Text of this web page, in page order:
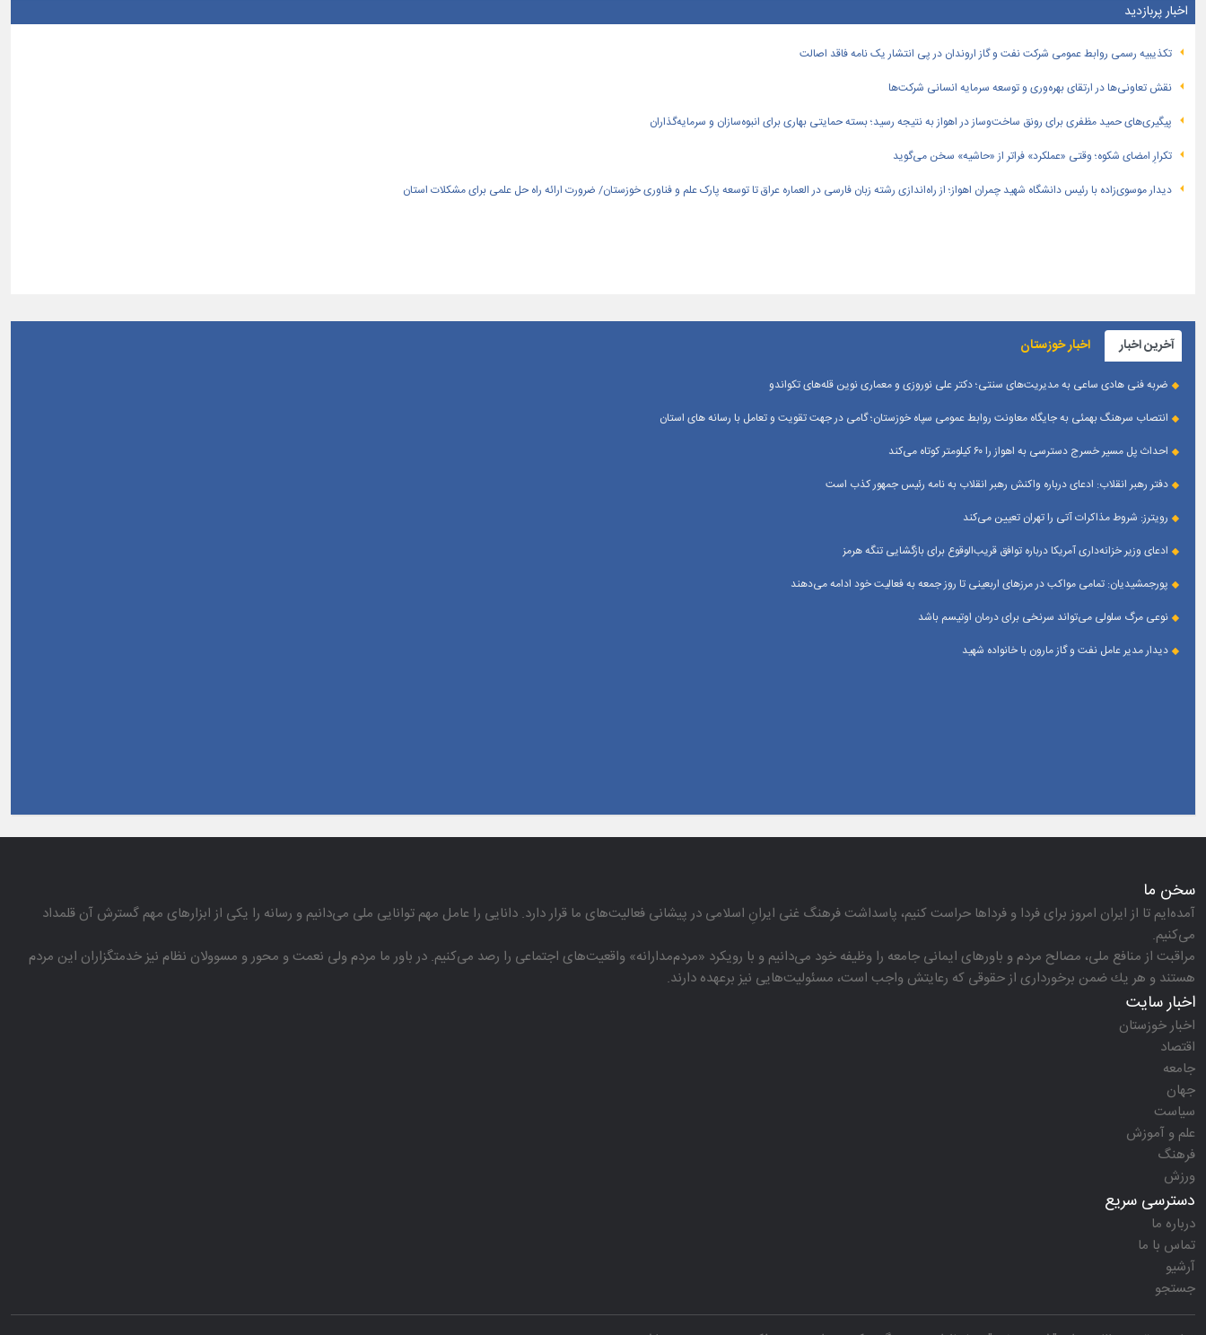
اخبار پربازدید
تكذیبیه رسمی روابط عمومی شركت نفت و گاز اروندان در پی انتشار یک نامه فاقد اصالت
نقش تعاونی‌ها در ارتقای بهره‌وری و توسعه سرمایه انسانی شرکت‌ها
پیگیری‌های حمید مظفری برای رونق ساخت‌وساز در اهواز به نتیجه رسید؛ بسته حمایتی بهاری برای انبوه‌سازان و سرمایه‌گذاران
تکرارِ امضای شکوه؛ وقتی «عملکرد» فراتر از «حاشیه» سخن می‌گوید
دیدار موسوی‌زاده با رئیس دانشگاه شهید چمران اهواز؛ از راه‌اندازی رشته زبان فارسی در العماره عراق تا توسعه پارک علم و فناوری خوزستان/ ضرورت ارائه راه حل علمی برای مشکلات استان
آخرین اخبار اخبار خوزستان
ضربه فنی هادی ساعی به مدیریت‌های سنتی؛ دکتر علی نوروزی و معماری نوین قله‌های تکواندو
انتصاب سرهنگ بهمئی به جایگاه معاونت روابط عمومی سپاه خوزستان؛ گامی در جهت تقویت و تعامل با رسانه‌ های استان
احداث پل مسیر خسرج دسترسی به اهواز را ۶۰ کیلومتر کوتاه می‌کند
دفتر رهبر انقلاب: ادعای درباره واکنش رهبر انقلاب به نامه رئیس جمهور کذب است
رویترز: شروط مذاکرات آتی را تهران تعیین می‌کند
ادعای وزیر خزانه‌داری آمریکا درباره توافق قریب‌الوقوع برای بازگشایی تنگه هرمز
پورجمشیدیان: تمامی مواکب در مرزهای اربعینی تا روز جمعه به فعالیت خود ادامه می‌دهند
نوعی مرگ سلولی می‌تواند سرنخی برای درمان اوتیسم باشد
دیدار مدیر عامل نفت و گاز مارون با خانواده شهید
سخن ما
آمده‌ایم تا از ایران امروز برای فردا و فرداها حراست كنیم، پاسداشت فرهنگ غنی ایرانِ اسلامی در پیشانی فعالیت‌های ما قرار دارد. دانایی را عامل مهم توانایی ملی می‌دانیم و رسانه را یكی از ابزارهای مهم گسترش آن قلمداد
می‌كنیم.
مراقبت از منافع ملی، مصالح مردم و باورهای ایمانی جامعه را وظیفه خود می‌دانیم و با رویكرد «مردم‌مدارانه‌» واقعیت‌های اجتماعی را رصد می‌كنیم. در باور ما مردم ولی نعمت و محور و مسوولان نظام نیز خدمتگزاران این مردم
هستند و هر یك ضمن برخورداری از حقوقی كه رعایتش واجب است، مسئولیت‌هایی نیز برعهده دارند.
اخبار سایت
اخبار خوزستان
اقتصاد
جامعه
جهان
سیاست
علم و آموزش
فرهنگ
ورزش
دسترسی سریع
درباره ما
تماس با ما
آرشیو
جستجو